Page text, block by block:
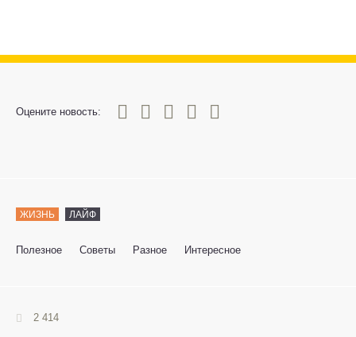
Оцените новость:
0
1 3 4 5
ЖИЗНЬ ЛАЙФ
Полезное Советы Разное Интересное
2 414